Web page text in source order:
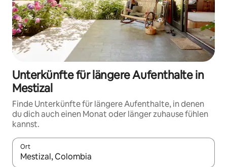
Unterkünfte für längere Aufenthalte in
Mestizal
Finde Unterkünfte für längere Aufenthalte, in denen
du dich auch einen Monat oder länger zuhause fühlen
kannst.
Ort
Wenn Ergebnisse verfügbar sind, navigiere mit den